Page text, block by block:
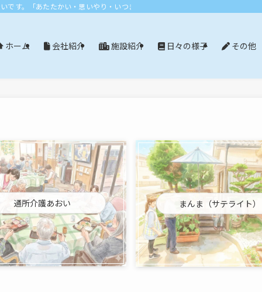
す。「あたたかい・思いやり・いつまでも」エリア：尾張旭市・長久手市・
ホーム 会社紹介 施設紹介 日々の様子 その他
通所介護あおい まんま（サテライト）